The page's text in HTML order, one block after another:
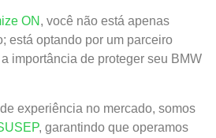
ON , você não está apenas
está optando por um parceiro
importância de proteger seu BMW
experiência no mercado, somos
, garantindo que operamos